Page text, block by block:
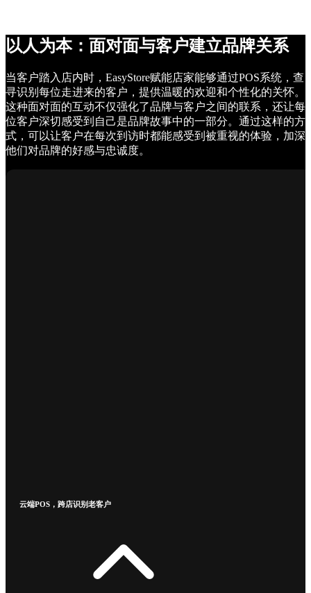
以人为本：面对面与客户建立品牌关系
当客户踏入店内时，EasyStore赋能店家能够通过POS系统，查
寻识别每位走进来的客户，提供温暖的欢迎和个性化的关怀。
这种面对面的互动不仅强化了品牌与客户之间的联系，还让每
位客户深切感受到自己是品牌故事中的一部分。通过这样的方
式，可以让客户在每次到访时都能感受到被重视的体验，加深
他们对品牌的好感与忠诚度。
云端POS，跨店识别老客户